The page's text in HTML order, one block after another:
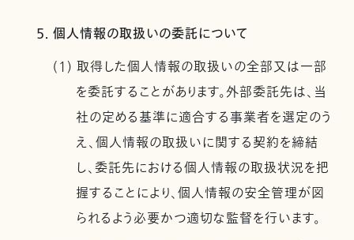
5. 個人情報の取扱いの委託について
(1) 取得した個人情報の取扱いの全部又は一部
を委託することがあります。外部委託先は、当
社の定める基準に適合する事業者を選定のう
え、個人情報の取扱いに関する契約を締結
し、委託先における個人情報の取扱状況を把
握することにより、個人情報の安全管理が図
られるよう必要かつ適切な監督を行います。